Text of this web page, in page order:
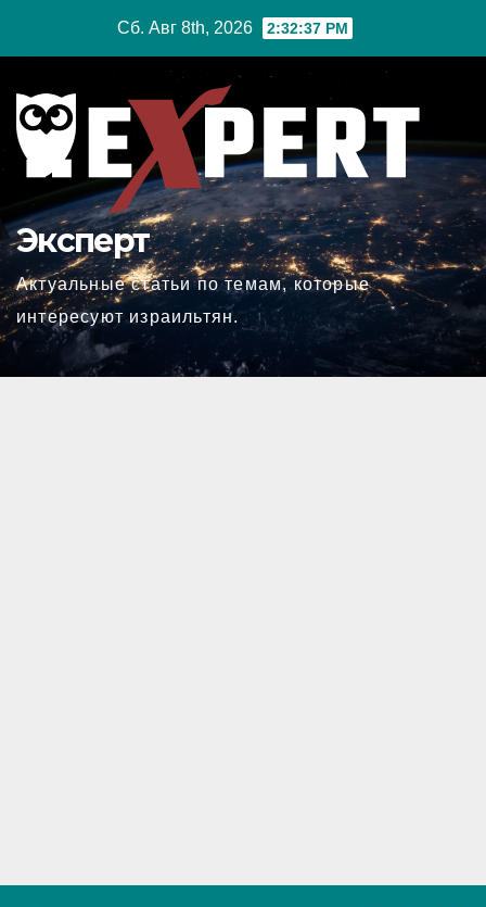
Сб. Авг 8th, 2026 2:32:38 PM
Эксперт
Актуальные статьи по темам, которые
интересуют израильтян.